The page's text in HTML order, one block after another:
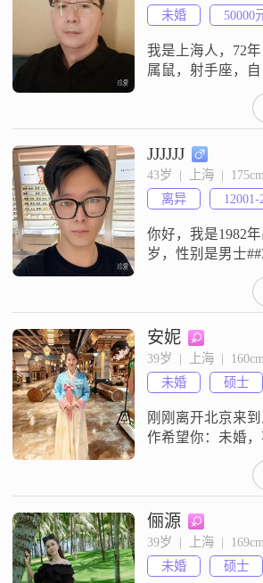
未婚
50000
我是上海人，72年
属鼠，射手座，
车，斯文随和，
沾，顾家。业余
网，电影，唱歌
个温柔善良，通情
子的女孩。如果
不错，我们可以
JJJJJJ
43岁  |  上海  |  175cm
离异
12001-
你好，我是1982
岁，性别是男士
是
12001元到20000
目前的工作地是在
的学历是大学本科
格特征里有幽默风
责任感强，乐观积
耐心包容，成熟稳
安妮
39岁  |  上海  |  160cm
未婚
硕士
刚刚离开北京来
作希望你：未婚
物（狗狗可以除
沉迷游戏，不暴
通，有责任感，
是个善良的人未婚
历，身高最好在
够聊得来，相处舒
心，彼此欣赏，努
俪源
39岁  |  上海  |  169cm
未婚
硕士